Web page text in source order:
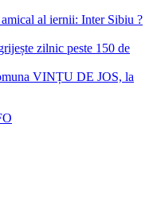
al iernii: Inter Sibiu ?
zilnic peste 150 de
VINȚU DE JOS, la